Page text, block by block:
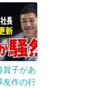
賀子があ
友作の行